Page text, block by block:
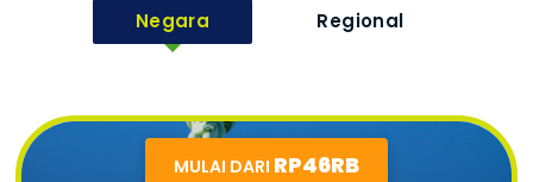
Negara Regional
MULAI DARI RP46RB